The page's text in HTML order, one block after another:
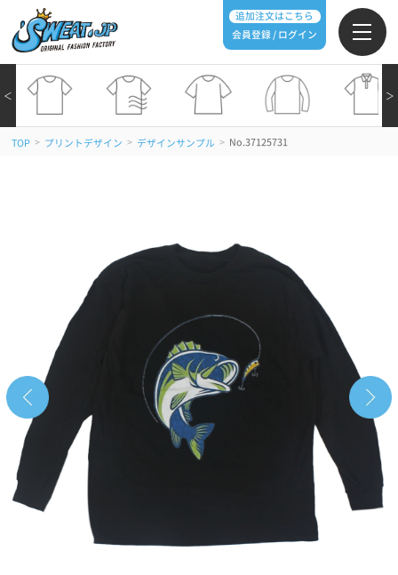
追加注文はこちら
会員登録 / ログイン
＞
＜
TOP > プリントデザイン > デザインサンプル > No.37125731